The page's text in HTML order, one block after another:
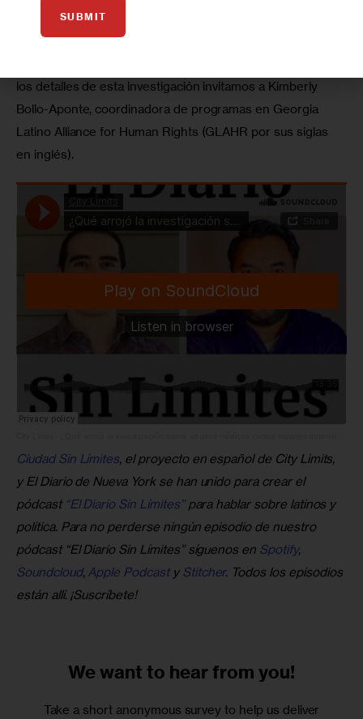
Georgia Immigrant Support Network) interpusieron la
primera denuncia en nombre de los inmigrantes
los detalles de esta investigación invitamos a Kimberly
Bollo-Aponte, coordinadora de programas en Georgia
Latino Alliance for Human Rights (GLAHR por sus siglas
en inglés).
Ciudad Sin Límites, el proyecto en español de City Limits,
y El Diario de Nueva York se han unido para crear el
pódcast “El Diario Sin Límites” para hablar sobre latinos y
política. Para no perderse ningún episodio de nuestro
pódcast “El Diario Sin Límites” síguenos en Spotify,
Soundcloud, Apple Podcast y Stitcher. Todos los episodios
están allí. ¡Suscríbete!
We want to hear from you!
Take a short anonymous survey to help us deliver
SUBMIT